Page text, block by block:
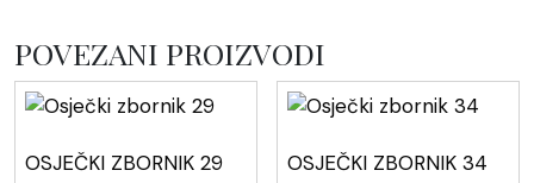
POVEZANI PROIZVODI
OSJEČKI ZBORNIK 29 OSJEČKI ZBORNIK 34